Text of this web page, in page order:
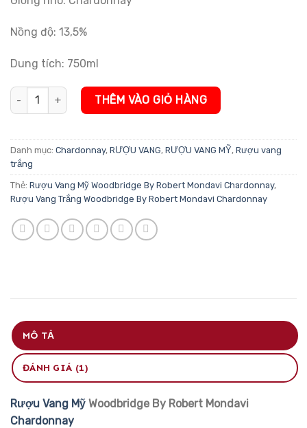
Nồng độ: 13,5%
Dung tích: 750ml
Rượu Vang Mỹ Woodbridge By Robert Mondavi Chardonnay số
THÊM VÀO GIỎ HÀNG
Danh mục: Chardonnay, RƯỢU VANG, RƯỢU VANG MỸ, Rượu vang
trắng
Thẻ: Rượu Vang Mỹ Woodbridge By Robert Mondavi Chardonnay,
Rượu Vang Trắng Woodbridge By Robert Mondavi Chardonnay
MÔ TẢ
ĐÁNH GIÁ (1)
Rượu Vang Mỹ Woodbridge By Robert Mondavi
Chardonnay